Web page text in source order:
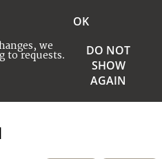
we
to requests.
OK
DO NOT
SHOW
AGAIN